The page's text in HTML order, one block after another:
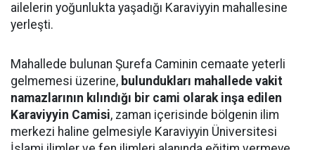
ailelerin yoğunlukta yaşadığı Karaviyyin mahallesine
yerleşti.
Mahallede bulunan Şurefa Caminin cemaate yeterli
gelmemesi üzerine, bulundukları mahallede vakit
namazlarının kılındığı bir cami olarak inşa edilen
Karaviyyin Camisi, zaman içerisinde bölgenin ilim
merkezi haline gelmesiyle Karaviyyin Üniversitesi